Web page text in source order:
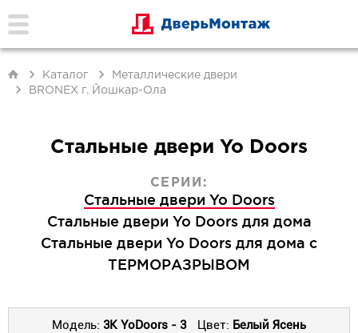
Каталог
Металлические двери
BRONEX г. Йошкар-Ола
Стальные двери Yo Doors
СЕРИИ:
Стальные двери Yo Doors
Стальные двери Yo Doors для дома
Стальные двери Yo Doors для дома с
ТЕРМОРАЗРЫВОМ
Модель: 3K YoDoors - 3 Цвет: Белый Ясень